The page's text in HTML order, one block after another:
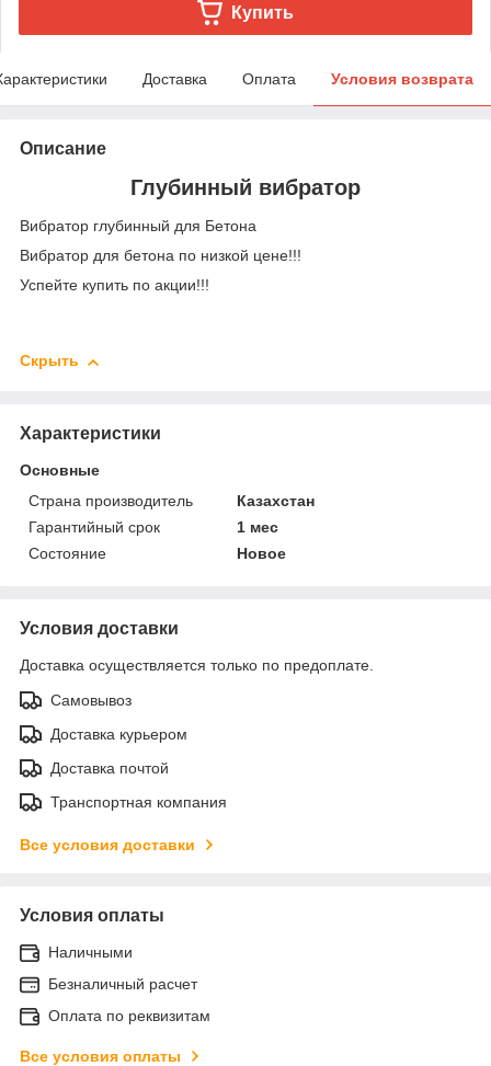
Купить
Доставка Оплата Условия возврата
Описание
Глубинный вибратор
Вибратор глубинный для Бетона
Вибратор для бетона по низкой цене!!!
Успейте купить по акции!!!
Скрыть
Характеристики
Основные
Страна производитель
Казахстан
Гарантийный срок
1 мес
Состояние
Новое
Условия доставки
Доставка осуществляется только по предоплате.
Самовывоз
Доставка курьером
Доставка почтой
Транспортная компания
Все условия доставки
Условия оплаты
Наличными
Безналичный расчет
Оплата по реквизитам
Все условия оплаты